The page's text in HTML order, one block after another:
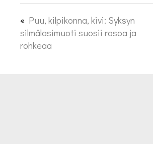
« Puu, kilpikonna, kivi: Syksyn
silmälasimuoti suosii rosoa ja
rohkeaa